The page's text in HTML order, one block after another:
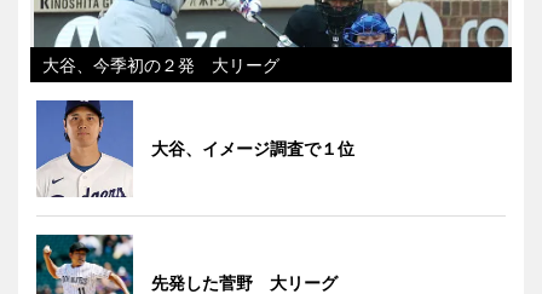
大谷、今季初の２発 大リーグ
大谷、イメージ調査で１位
先発した菅野 大リーグ